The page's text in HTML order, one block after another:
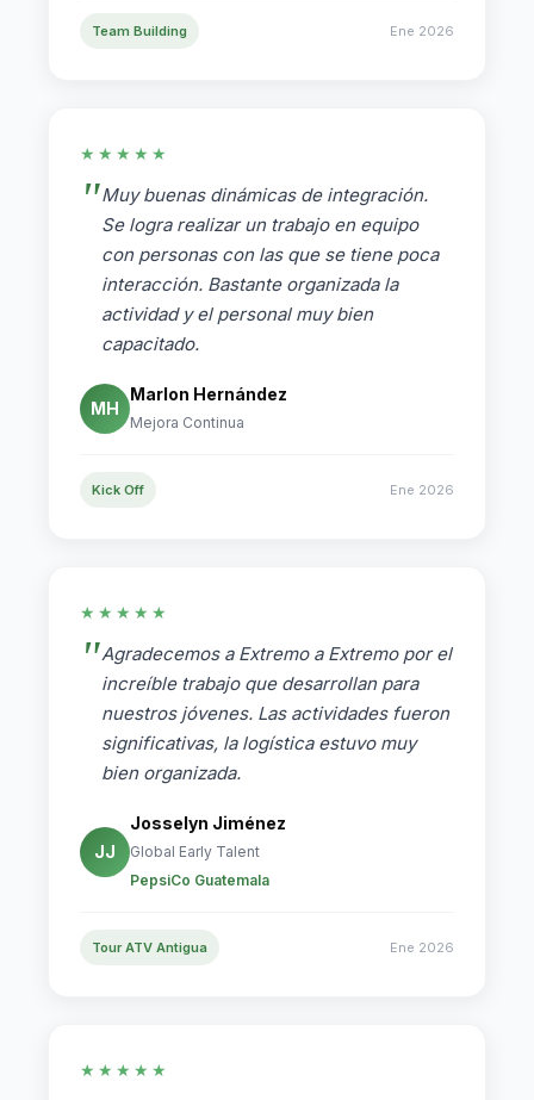
Team Building Ene 2026
★★★★★
Muy buenas dinámicas de integración.
Se logra realizar un trabajo en equipo
con personas con las que se tiene poca
interacción. Bastante organizada la
actividad y el personal muy bien
capacitado.
MH
Marlon Hernández
Mejora Continua
Kick Off Ene 2026
★★★★★
Agradecemos a Extremo a Extremo por el
increíble trabajo que desarrollan para
nuestros jóvenes. Las actividades fueron
significativas, la logística estuvo muy
bien organizada.
JJ
Josselyn Jiménez
Global Early Talent
PepsiCo Guatemala
Tour ATV Antigua Ene 2026
★★★★★